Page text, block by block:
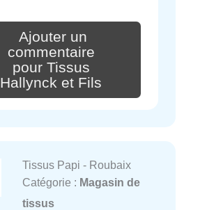
Ajouter un
commentaire
pour Tissus
Hallynck et Fils
Tissus Papi - Roubaix
Catégorie : Magasin de
tissus